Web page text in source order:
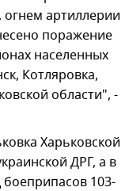
огнем артиллерии
поражение
населенных
Котляровка,
области", -
Харьковской
ДРГ, а в
103-